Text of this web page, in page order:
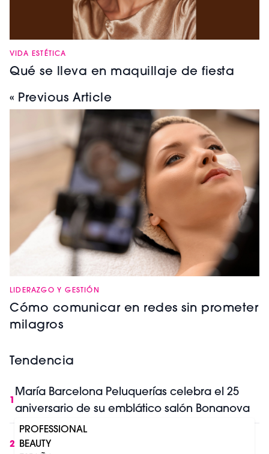
VIDA ESTÉTICA
Qué se lleva en maquillaje de fiesta
« Previous Article
LIDERAZGO Y GESTIÓN
Cómo comunicar en redes sin prometer
milagros
Tendencia
1
María Barcelona Peluquerías celebra el 25
aniversario de su emblático salón Bonanova
2
IA y belleza profesional: lo que cambia en
PROFESSIONAL
BEAUTY